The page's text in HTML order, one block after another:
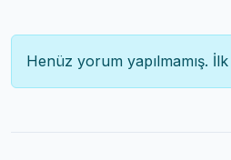
Henüz yorum yapılmamış.